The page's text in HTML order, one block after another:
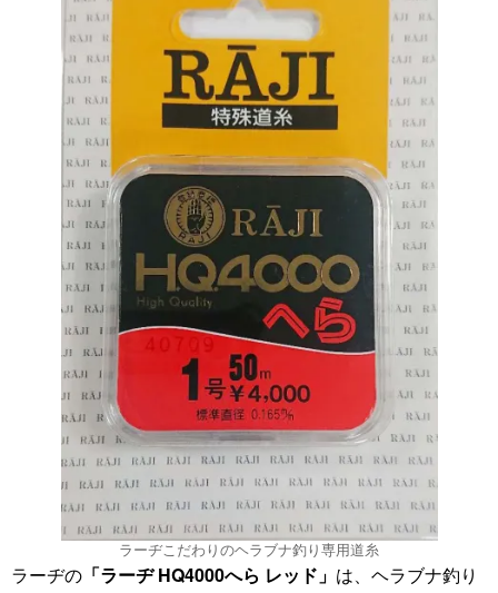
ラーヂこだわりのヘラブナ釣り専用道糸
ラーヂの 「ラーヂ HQ4000へら レッド」 は、ヘラブナ釣り